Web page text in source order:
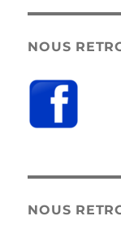
NOUS
NOUS